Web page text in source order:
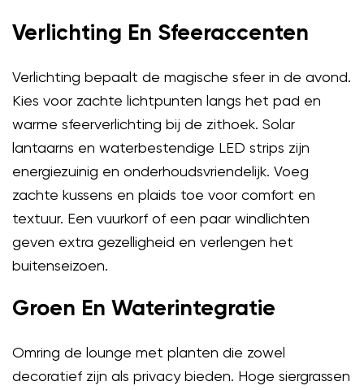
Verlichting En Sfeeraccenten
Verlichting bepaalt de magische sfeer in de avond.
Kies voor zachte lichtpunten langs het pad en
warme sfeerverlichting bij de zithoek. Solar
lantaarns en waterbestendige LED strips zijn
energiezuinig en onderhoudsvriendelijk. Voeg
zachte kussens en plaids toe voor comfort en
textuur. Een vuurkorf of een paar windlichten
geven extra gezelligheid en verlengen het
buitenseizoen.
Groen En Waterintegratie
Omring de lounge met planten die zowel
decoratief zijn als privacy bieden. Hoge siergrassen